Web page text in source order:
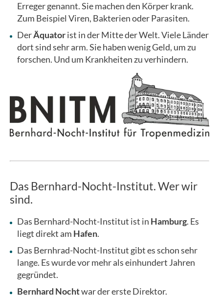
Erreger genannt. Sie machen den Körper krank.
Zum Beispiel Viren, Bakterien oder Parasiten.
DerÄquatorist in der Mitte der Welt. Viele Länder
dort sind sehr arm. Sie haben wenig Geld, um zu
forschen. Und um Krankheiten zu verhindern.
Das Bernhard-Nocht-Institut. Wer wir
sind.
Das Bernhard-Nocht-Institut ist in Hamburg. Es
liegt direkt am Hafen.
Das Bernhrad-Nocht-Institut gibt es schon sehr
lange. Es wurde vor mehr als einhundert Jahren
gegründet.
Bernhard Nochtwar der erste Direktor.